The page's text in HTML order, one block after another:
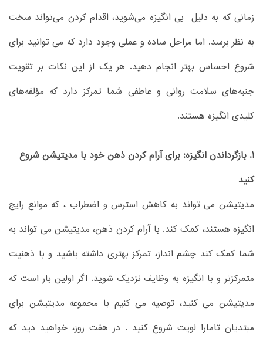
زمانی که به دلیل بی انگیزه می‌شوید، اقدام کردن می‌تواند سخت
به نظر برسد. اما مراحل ساده و عملی وجود دارد که می توانید برای
شروع احساس بهتر انجام دهید. هر یک از این نکات بر تقویت
جنبه‌های سلامت روانی و عاطفی شما تمرکز دارد که مؤلفه‌های
کلیدی انگیزه هستند.
1. بازگرداندن انگیزه: برای آرام کردن ذهن خود با مدیتیشن شروع
کنید
مدیتیشن می تواند به کاهش استرس و اضطراب ، که موانع رایج
انگیزه هستند، کمک کند. با آرام کردن ذهن، مدیتیشن می تواند به
شما کمک کند چشم انداز، تمرکز بهتری داشته باشید و با ذهنیت
متمرکزتر و با انگیزه به وظایف نزدیک شوید. اگر اولین بار است که
مدیتیشن می کنید، توصیه می کنیم با مجموعه مدیتیشن برای
مبتدیان تامارا لویت شروع کنید . در هفت روز، خواهید دید که